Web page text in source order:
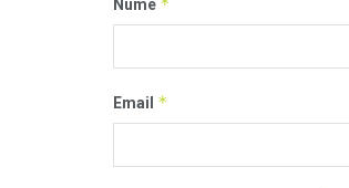
Nume
Email *